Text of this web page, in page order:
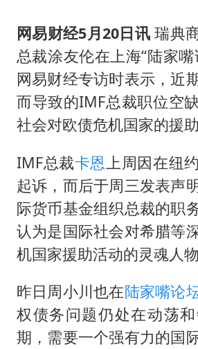
浙江台州《
女主硬加吻
周末打虎 宋
台风白海豚实
郑丽文：台湾
《给阿嬷的
多个明星演唱
上海轮渡全线
网易财经5月20日讯 瑞典
总裁涂友伦在上海“陆家
网易财经专访时表示，近
而导致的IMF总裁职位空
社会对欧债危机国家的援助
IMF总裁卡恩 上周因在纽
起诉，而后于周三发表声
际货币基金组织总裁的职
认为是国际社会对希腊等
机国家援助活动的灵魂人物
昨日周小川也在陆家嘴论
权债务问题仍处在动荡
期，需要一个强有力的国